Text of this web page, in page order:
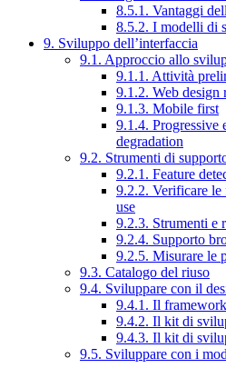
8.5.1. Vantaggi
8.5.2. I modelli di
9. Sviluppo dell’interfaccia
9.1. Approccio allo
9.1.1. Attività
9.1.2. Web design
9.1.3. Mobile first
9.1.4. Progressive
degradation
9.2. Strumenti di
9.2.1. Feature
9.2.2. Verificare
use
9.2.3. Strumenti e
9.2.4. Supporto
9.2.5. Misurare le
9.3. Catalogo del riuso
9.4. Sviluppare con il
9.4.1. Il
9.4.2. Il kit di
9.4.3. Il kit di
9.5. Sviluppare con i